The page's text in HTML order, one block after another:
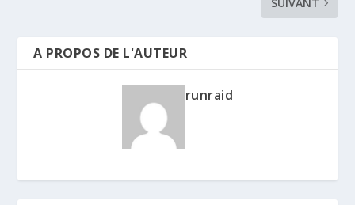
A PROPOS DE L'AUTEUR
runraid